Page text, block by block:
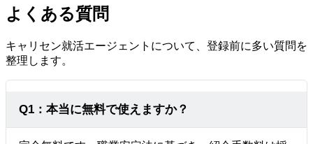
よくある質問
キャリセン就活エージェントについて、登録前に多い質問を
整理します。
Q1：本当に無料で使えますか？